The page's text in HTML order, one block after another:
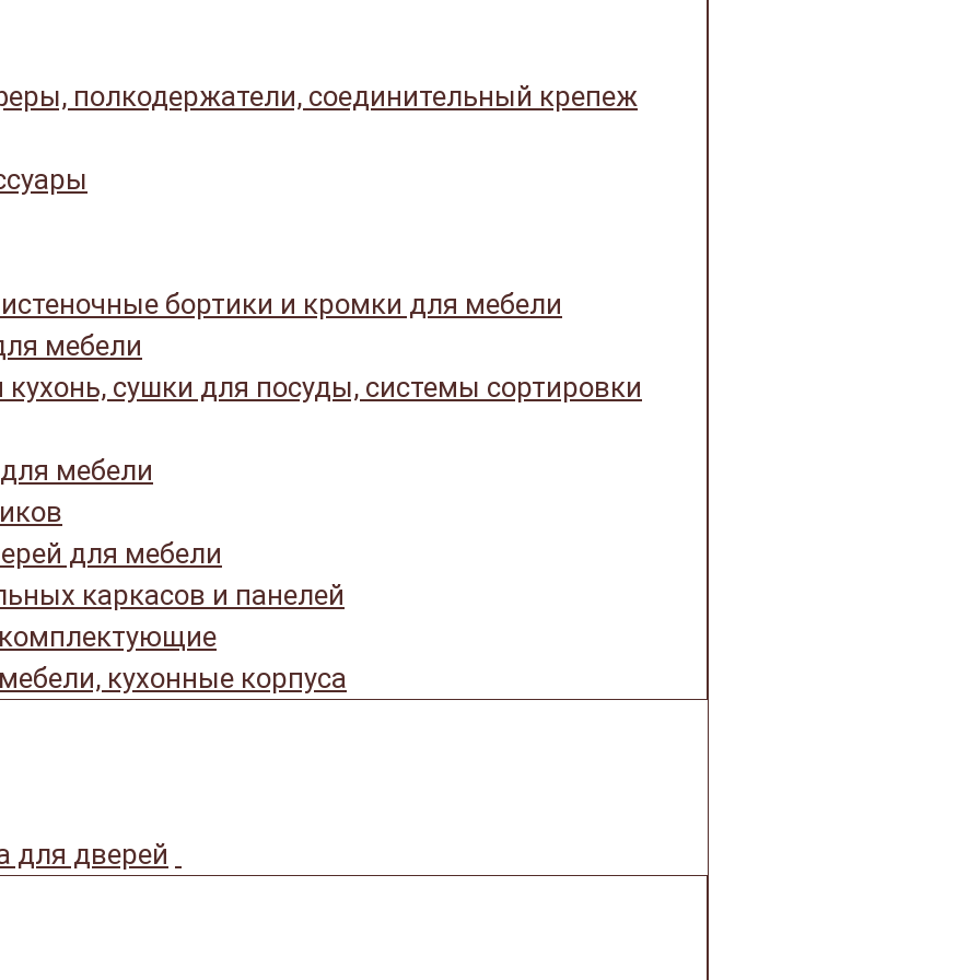
полкодержатели, соединительный крепеж
бортики и кромки для мебели
мебели
сушки для посуды, системы сортировки
мебели
для мебели
каркасов и панелей
кухонные корпуса
для дверей